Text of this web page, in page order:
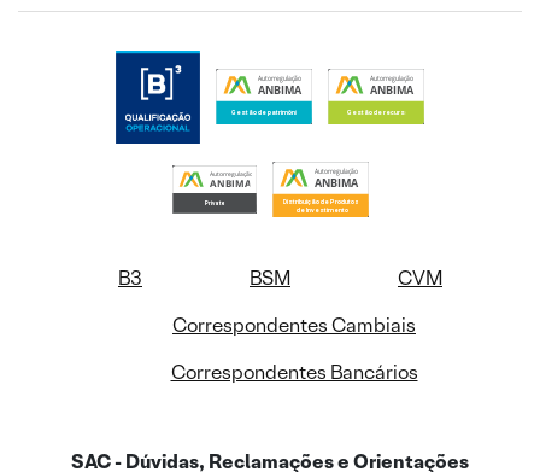
B3 BSM
CVM
Correspondentes Cambiais
Correspondentes Bancários
SAC - Dúvidas, Reclamações e Orientações